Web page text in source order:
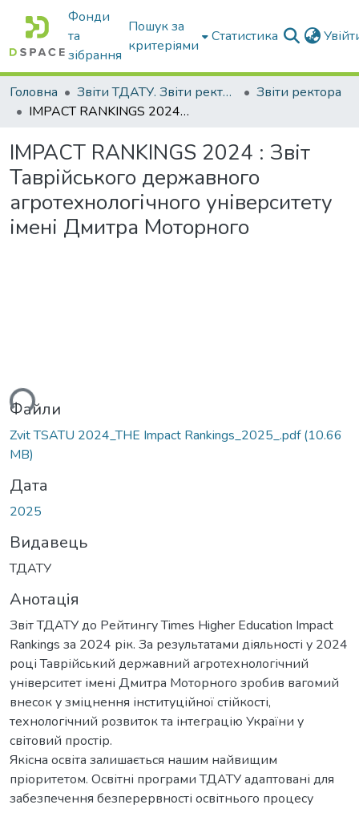
Фонди
та
зібрання
Пошук за
критеріями
Статистика
Головна Звіти ТДАТУ. Звіти ректора ТДАТУ
Звіти ректора
IMPACT RANKINGS 2024 : Звіт Таврійського державного агротехнологічного університету імені Дмитра Моторного
IMPACT RANKINGS 2024 : Звіт
Таврійського державного
агротехнологічного університету
імені Дмитра Моторного
Файли
Zvit TSATU 2024_THE Impact Rankings_2025_.pdf(10.66
MB)
Дата
2025
Видавець
ТДАТУ
Анотація
Звіт ТДАТУ до Рейтингу Times Higher Education Impact
Rankings за 2024 рік. За результатами діяльності у 2024
році Таврійський державний агротехнологічний
університет імені Дмитра Моторного зробив вагомий
внесок у зміцнення інституційної стійкості,
технологічний розвиток та інтеграцію України у
світовий простір.
Якісна освіта залишається нашим найвищим
пріоритетом. Освітні програми ТДАТУ адаптовані для
забезпечення безперервності освітнього процесу